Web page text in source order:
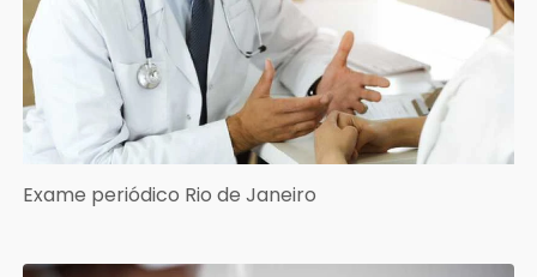
Exame periódico Rio de Janeiro